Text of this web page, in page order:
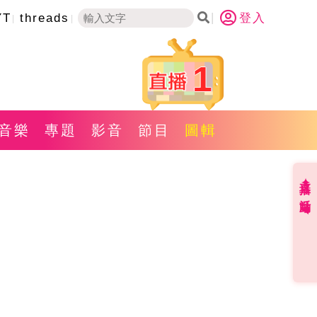
threads 登入
1
樂 專題 影音 節目 圖輯
直播✦活動